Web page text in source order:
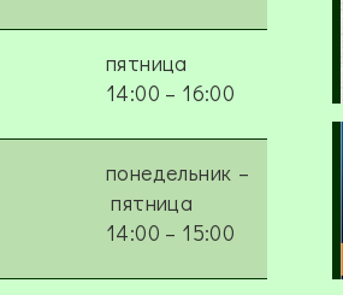
пятница
14:00 – 16:00
понедельник –
пятница
14:00 – 15:00